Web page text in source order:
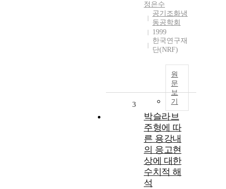
정은수
공기조화냉
동공학회
1999
한국연구재
단(NRF)
원
문
보
기
3
박슬라브
주형에 따
른 용강내
의 응고현
상에 대한
수치적 해
석